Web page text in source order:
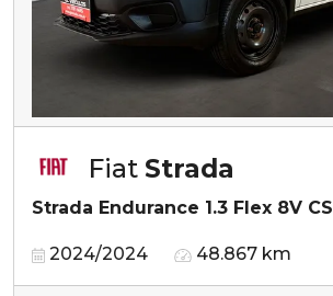
Fiat Strada
Strada Endurance 1.3 Flex 8V CS
2024/2024 48.867 km